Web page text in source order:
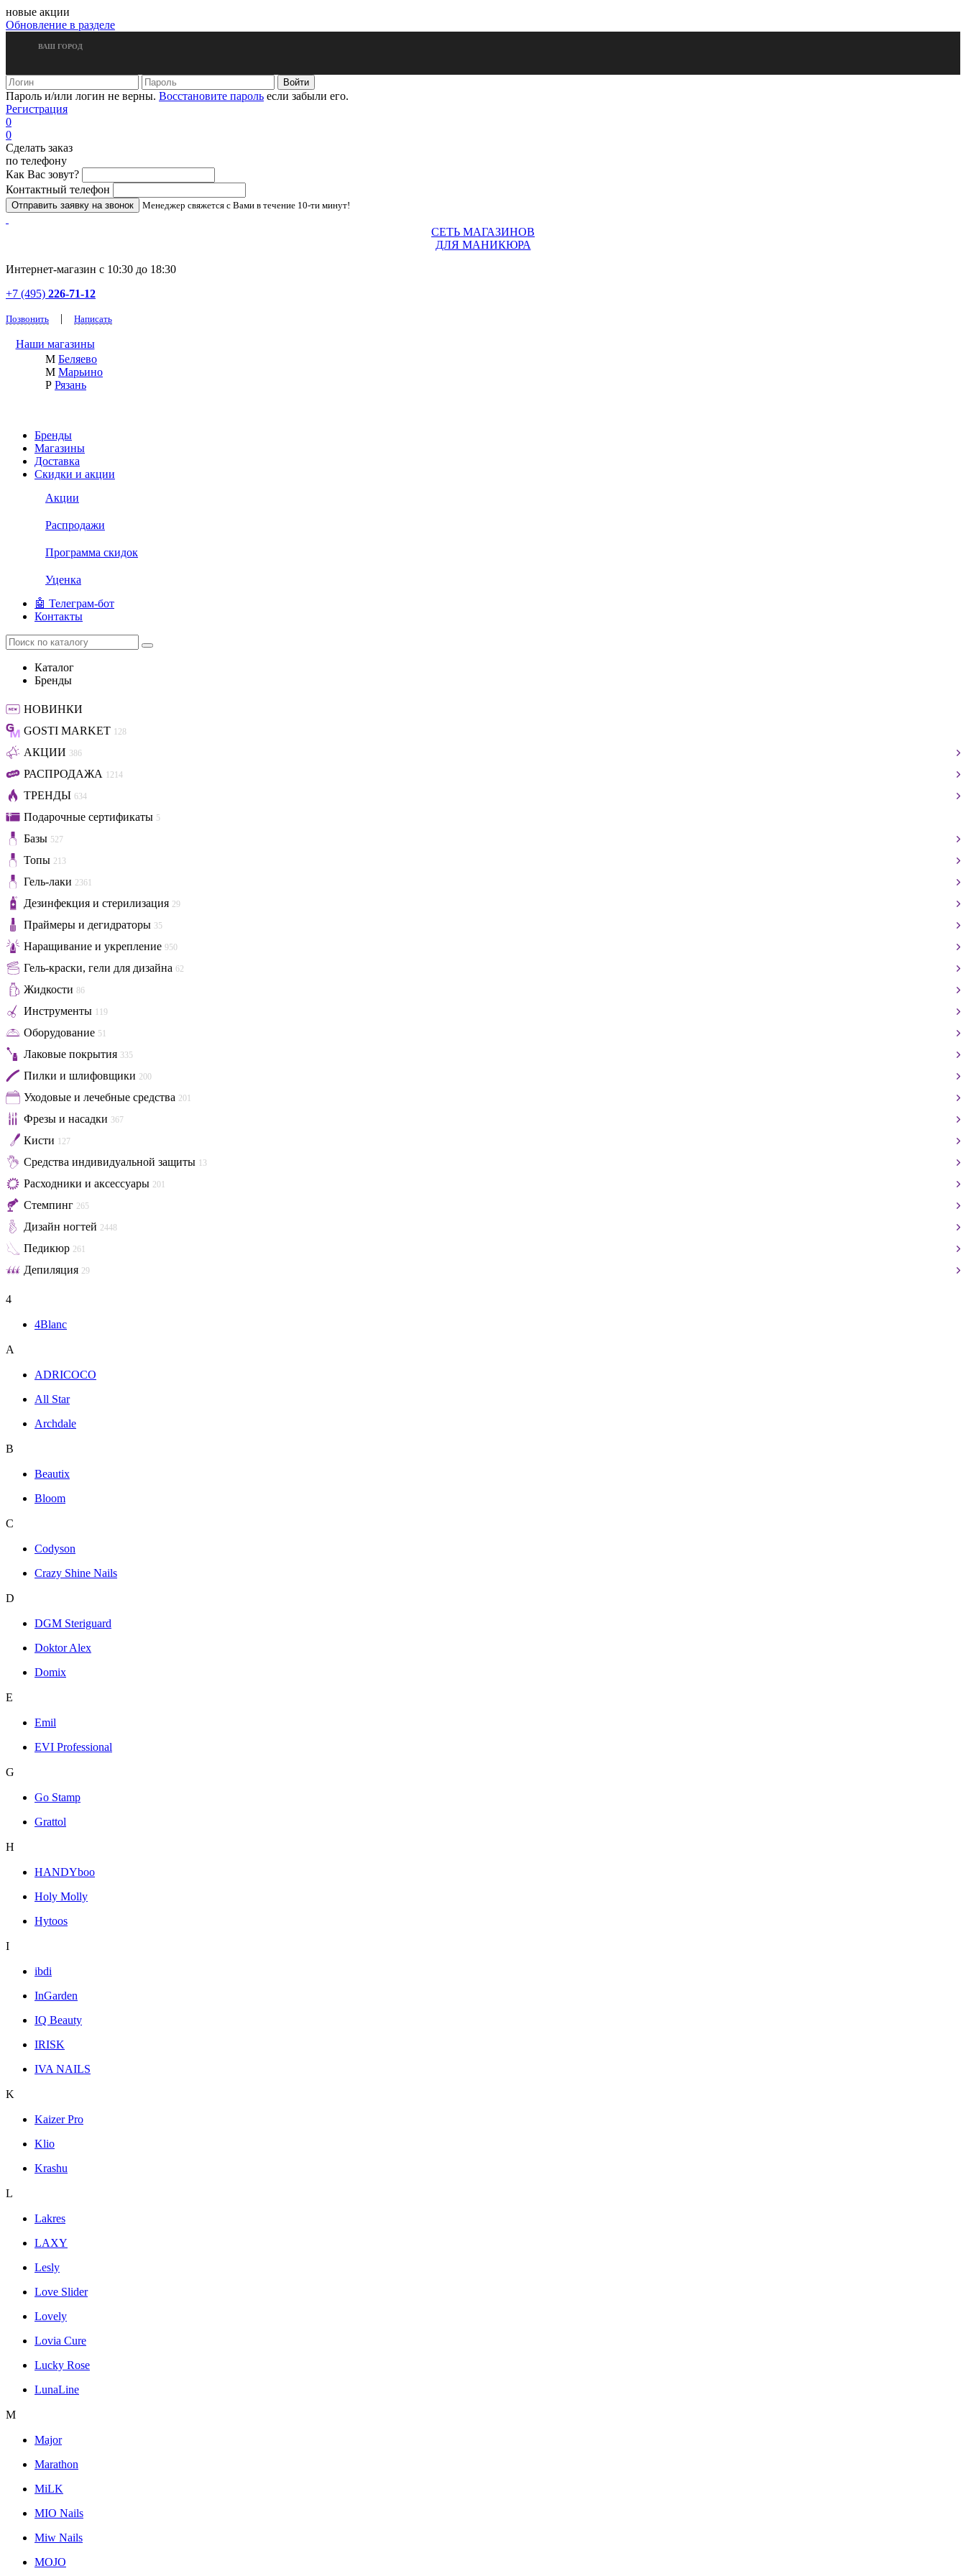
новые акции
Обновление в разделе
ВАШ ГОРОД
Пароль и/или логин не верны. Восстановите пароль если забыли его.
Регистрация
0
0
Сделать заказ
по телефону
Как Вас зовут?
Контактный телефон
Менеджер свяжется с Вами в течение 10-ти минут!
СЕТЬ МАГАЗИНОВ
ДЛЯ МАНИКЮРА
Интернет-магазин с 10:30 до 18:30
+7 (495) 226-71-12
Позвонить | Написать
Наши магазины
М Беляево
М Марьино
Р Рязань
Бренды
Магазины
Доставка
Скидки и акции
Акции
Распродажи
Программа скидок
Уценка
🤖 Телеграм-бот
Контакты
Каталог
Бренды
НОВИНКИ
GOSTI MARKET 128
АКЦИИ 386
РАСПРОДАЖА 1214
ТРЕНДЫ 634
Подарочные сертификаты 5
Базы 527
Топы 213
Гель-лаки 2361
Дезинфекция и стерилизация 29
Праймеры и дегидраторы 35
Наращивание и укрепление 950
Гель-краски, гели для дизайна 62
Жидкости 86
Инструменты 119
Оборудование 51
Лаковые покрытия 335
Пилки и шлифовщики 200
Уходовые и лечебные средства 201
Фрезы и насадки 367
Кисти 127
Средства индивидуальной защиты 13
Расходники и аксессуары 201
Стемпинг 265
Дизайн ногтей 2448
Педикюр 261
Депиляция 29
4
4Blanc
A
ADRICOCO
All Star
Archdale
B
Beautix
Bloom
C
Codyson
Crazy Shine Nails
D
DGM Steriguard
Doktor Alex
Domix
E
Emil
EVI Professional
G
Go Stamp
Grattol
H
HANDYboo
Holy Molly
Hytoos
I
ibdi
InGarden
IQ Beauty
IRISK
IVA NAILS
K
Kaizer Pro
Klio
Krashu
L
Lakres
LAXY
Lesly
Love Slider
Lovely
Lovia Cure
Lucky Rose
LunaLine
M
Major
Marathon
MiLK
MIO Nails
Miw Nails
MOJO